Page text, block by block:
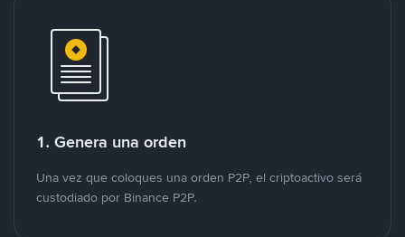
1. Genera una orden
Una vez que coloques una orden P2P, el criptoactivo será
custodiado por Binance P2P.